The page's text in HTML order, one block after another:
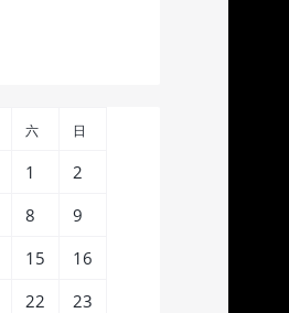
六 日
1
2
8
9
15
16
22
23